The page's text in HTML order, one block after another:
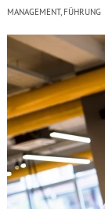
MANAGEMENT, FÜHRUNG